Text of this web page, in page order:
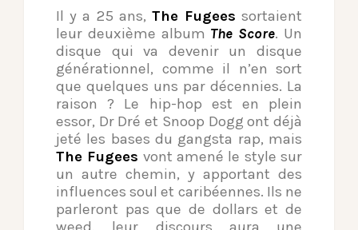
Il y a 25 ans, The Fugees sortaient
leur deuxième album The Score. Un
disque qui va devenir un disque
générationnel, comme il n’en sort
que quelques uns par décennies. La
raison ? Le hip-hop est en plein
essor, Dr Dré et Snoop Dogg ont déjà
jeté les bases du gangsta rap, mais
The Fugees vont amené le style sur
un autre chemin, y apportant des
influences soul et caribéennes. Ils ne
parleront pas que de dollars et de